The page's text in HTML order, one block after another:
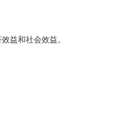
益和社会效益。